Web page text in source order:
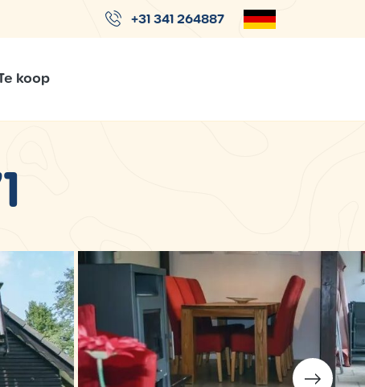
+31 341 264887
koop